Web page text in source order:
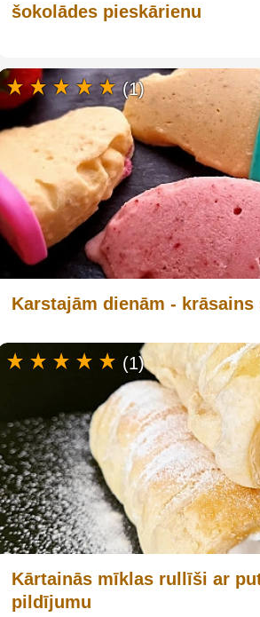
šokolādes pieskārienu
Karstajām dienām - krāsains
(1)
Kārtainās mīklas rullīši ar
pildījumu
(1)